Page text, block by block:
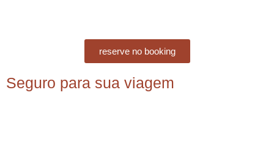
reserve no booking
Seguro para sua viagem